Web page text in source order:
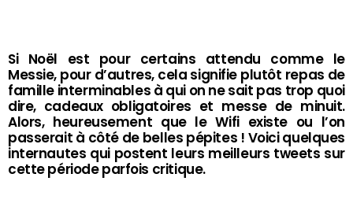
Si Noël est pour certains attendu comme le
Messie, pour d’autres, cela signifie plutôt repas de
famille interminables à qui on ne sait pas trop quoi
dire, cadeaux obligatoires et messe de minuit.
Alors, heureusement que le Wifi existe ou l’on
passerait à côté de belles pépites ! Voici quelques
internautes qui postent leurs meilleurs tweets sur
cette période parfois critique.